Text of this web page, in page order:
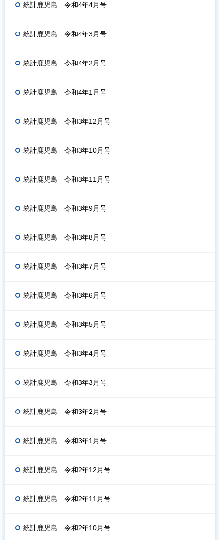
統計鹿児島 令和4年4月号
統計鹿児島 令和4年3月号
統計鹿児島 令和4年2月号
統計鹿児島 令和4年1月号
統計鹿児島 令和3年12月号
統計鹿児島 令和3年10月号
統計鹿児島 令和3年11月号
統計鹿児島 令和3年9月号
統計鹿児島 令和3年8月号
統計鹿児島 令和3年7月号
統計鹿児島 令和3年6月号
統計鹿児島 令和3年5月号
統計鹿児島 令和3年4月号
統計鹿児島 令和3年3月号
統計鹿児島 令和3年2月号
統計鹿児島 令和3年1月号
統計鹿児島 令和2年12月号
統計鹿児島 令和2年11月号
統計鹿児島 令和2年10月号